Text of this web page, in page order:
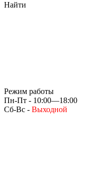
Найти
Режим работы
Пн-Пт - 10:00—18:00
Сб-Вс - Выходной